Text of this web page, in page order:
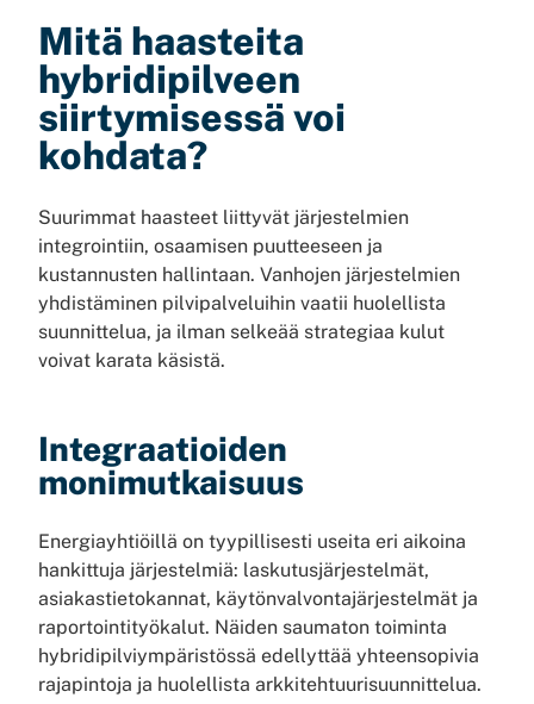
Mitä haasteita
hybridipilveen
siirtymisessä voi
kohdata?
Suurimmat haasteet liittyvät järjestelmien
integrointiin, osaamisen puutteeseen ja
kustannusten hallintaan. Vanhojen järjestelmien
yhdistäminen pilvipalveluihin vaatii huolellista
suunnittelua, ja ilman selkeää strategiaa kulut
voivat karata käsistä.
Integraatioiden
monimutkaisuus
Energiayhtiöillä on tyypillisesti useita eri aikoina
hankittuja järjestelmiä: laskutusjärjestelmät,
asiakastietokannat, käytönvalvontajärjestelmät ja
raportointityökalut. Näiden saumaton toiminta
hybridipilviympäristössä edellyttää yhteensopivia
rajapintoja ja huolellista arkkitehtuurisuunnittelua.